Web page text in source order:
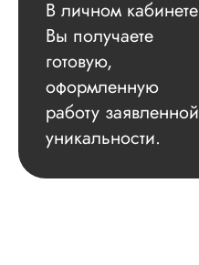
В личном кабинете
Вы получаете
готовую,
оформленную
работу заявленной
уникальности.